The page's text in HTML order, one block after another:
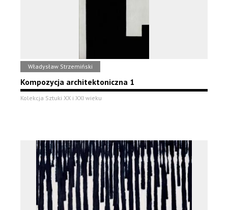
Władysław Strzemiński
Kompozycja architektoniczna 1
Kolekcja Sztuki XX i XXI wieku